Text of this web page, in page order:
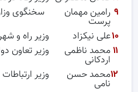
۹ رامین مهمان
پرست
سخنگوی
۱۰علی نیکزاد
وزیر راه و
۱۱محمد ناظمی
اردکانی
وزیر تعاون
۱۲محمد حسن
نامی
وزیر